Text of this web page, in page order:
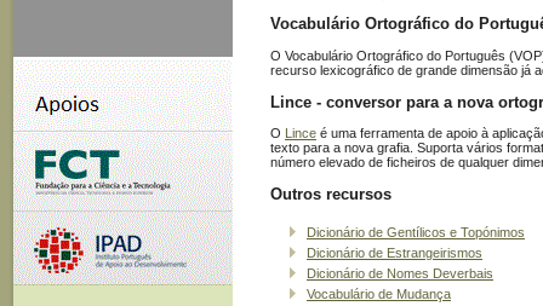
Vocabulário Ortográfico do
O Vocabulário Ortográfico do Português
recurso lexicográfico de grande dimensão já
Lince - conversor para a nova
O Lince é uma ferramenta de apoio à
texto para a nova grafia. Suporta vários
número elevado de ficheiros de qualquer
Outros recursos
Dicionário de Gentílicos e Topónimos
Dicionário de Estrangeirismos
Dicionário de Nomes Deverbais
Vocabulário de Mudança